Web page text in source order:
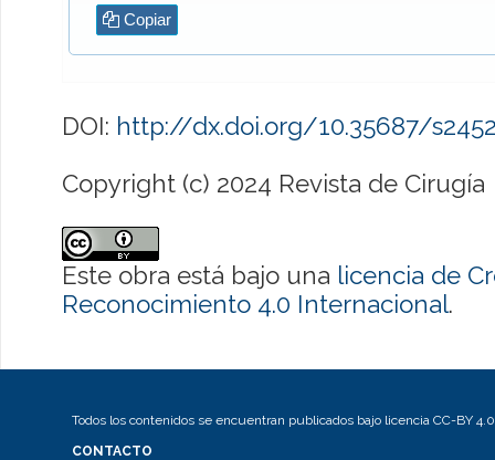
Copiar
DOI: http://dx.doi.org/10.35687/
Copyright (c) 2024 Revista de Cirugía
Este obra está bajo una licencia de
Reconocimiento 4.0 Internacional.
Todos los contenidos se encuentran publicados bajo licencia CC-BY 4.0
CONTACTO